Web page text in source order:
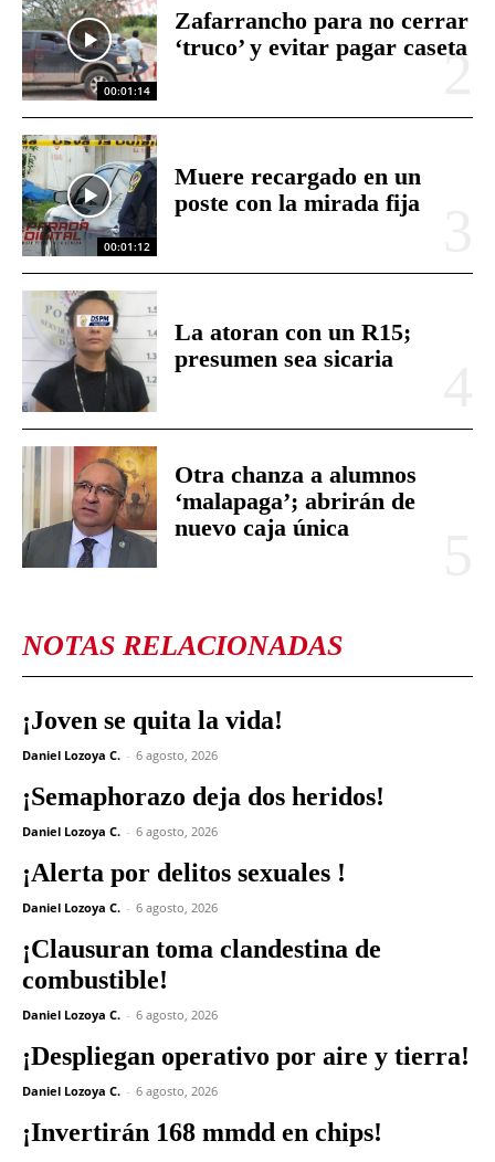
00:01:14
Zafarrancho para no cerrar
‘truco’ y evitar pagar caseta
00:01:12
Muere recargado en un
poste con la mirada fija
La atoran con un R15;
presumen sea sicaria
Otra chanza a alumnos
‘malapaga’; abrirán de
nuevo caja única
NOTAS RELACIONADAS
¡Joven se quita la vida!
Daniel Lozoya C. - 6 agosto, 2026
¡Semaphorazo deja dos heridos!
Daniel Lozoya C. - 6 agosto, 2026
¡Alerta por delitos sexuales !
Daniel Lozoya C. - 6 agosto, 2026
¡Clausuran toma clandestina de
combustible!
Daniel Lozoya C. - 6 agosto, 2026
¡Despliegan operativo por aire y tierra!
Daniel Lozoya C. - 6 agosto, 2026
¡Invertirán 168 mmdd en chips!